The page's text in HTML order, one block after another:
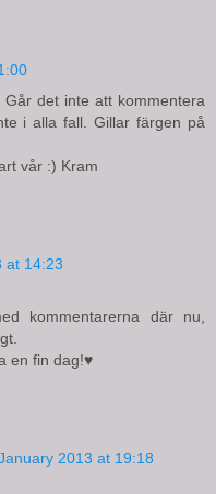
det inte att kommentera
i alla fall. Gillar färgen på
vår :) Kram
at 14:23
kommentarerna där nu,
en fin dag!♥
2013 at 19:18